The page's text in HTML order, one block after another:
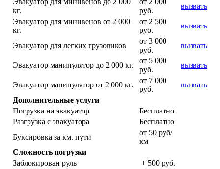
Эвакуатор для минивенов до 2 000
кг.
от 2 000
руб.
вызвать
Эвакуатор для минивенов от 2 000
кг.
от 2 500
руб.
вызвать
Эвакуатор для легких грузовиков
от 3 000
руб.
вызвать
Эвакуатор манипулятор до 2 000 кг.
от 5 000
руб.
вызвать
Эвакуатор манипулятор от 2 000 кг.
от 7 000
руб.
вызвать
Дополнительные услуги
Погрузка на эвакуатор
Бесплатно
Разгрузка с эвакуатора
Бесплатно
Буксировка за км. пути
от 50 руб/
км
Сложность погрузки
Заблокирован руль
+ 500 руб.